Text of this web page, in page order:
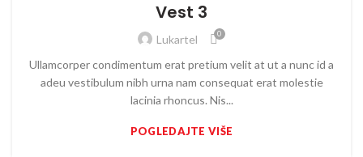
Vest 3
Lukartel 0
Ullamcorper condimentum erat pretium velit at ut a nunc id a
adeu vestibulum nibh urna nam consequat erat molestie
lacinia rhoncus. Nis...
POGLEDAJTE VIŠE